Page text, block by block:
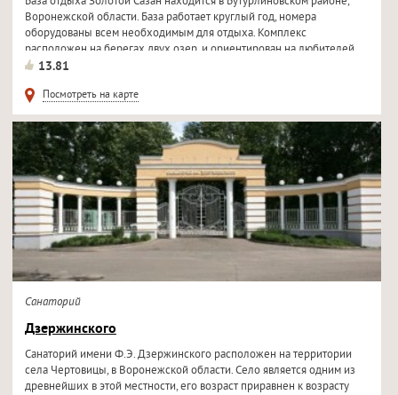
Воронежской области. База работает круглый год, номера
оборудованы всем необходимым для отдыха. Комплекс
расположен на берегах двух озер, и ориентирован на любителей
рыбалки, охоты, тихого
13.81
Посмотреть на карте
Санаторий
Дзержинского
Санаторий имени Ф.Э. Дзержинского расположен на территории
села Чертовицы, в Воронежской области. Село является одним из
древнейших в этой местности, его возраст приравнен к возрасту